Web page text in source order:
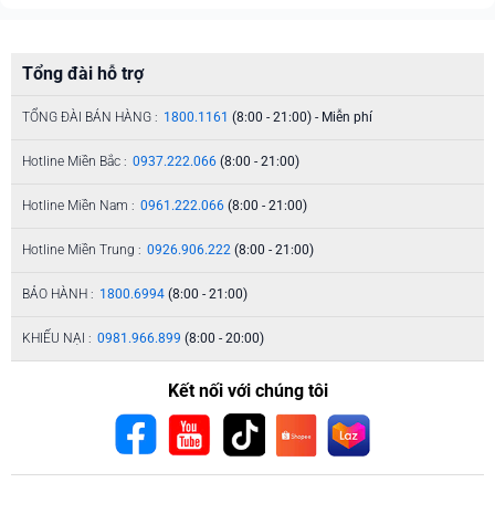
Tổng đài hỗ trợ
TỔNG ĐÀI BÁN HÀNG : 1800.1161 (8:00 - 21:00) - Miễn phí
Hotline Miền Bắc : 0937.222.066 (8:00 - 21:00)
Hotline Miền Nam : 0961.222.066 (8:00 - 21:00)
Hotline Miền Trung : 0926.906.222 (8:00 - 21:00)
BẢO HÀNH : 1800.6994 (8:00 - 21:00)
KHIẾU NẠI : 0981.966.899 (8:00 - 20:00)
Kết nối với chúng tôi